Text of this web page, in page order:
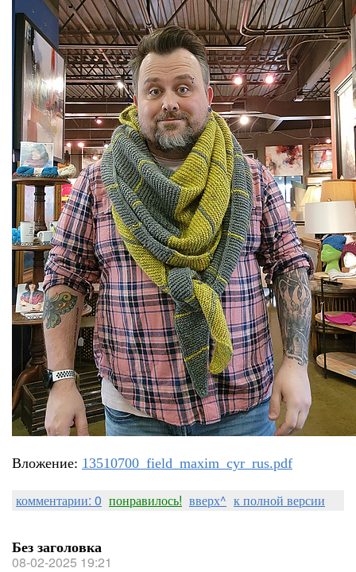
Вложение: 13510700_field_maxim_cyr_rus.pdf
комментарии: 0 понравилось! вверх^ к полной версии
Без заголовка
08-02-2025 19:21